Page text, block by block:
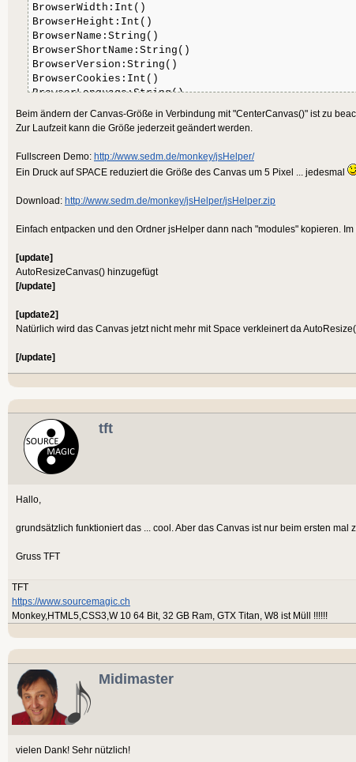
BrowserWidth:Int()
BrowserHeight:Int()
BrowserName:String()
BrowserShortName:String()
BrowserVersion:String()
BrowserCookies:Int()
BrowserLanguage:String()
BrowserHasTouch:Int()
Beim ändern der Canvas-Größe in Verbindung mit "CenterCanvas()" ist zu
Zur Laufzeit kann die Größe jederzeit geändert werden.
Fullscreen Demo: http://www.sedm.de/monkey/jsHelper/
Ein Druck auf SPACE reduziert die Größe des Canvas um 5 Pixel ... jedesmal
Download: http://www.sedm.de/monkey/jsHelper/jsHelper.zip
Einfach entpacken und den Ordner jsHelper dann nach "modules" kopieren.
[update]
AutoResizeCanvas() hinzugefügt
[/update]
[update2]
Natürlich wird das Canvas jetzt nicht mehr mit Space verkleinert da
[/update]
tft
Hallo,
grundsätzlich funktioniert das ... cool. Aber das Canvas ist nur beim ersten mal
Gruss TFT
TFT
https://www.sourcemagic.ch
Monkey,HTML5,CSS3,W 10 64 Bit, 32 GB Ram, GTX Titan, W8 ist Müll !!!!!!
Midimaster
vielen Dank! Sehr nützlich!